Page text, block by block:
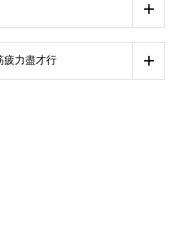
疲力盡才行